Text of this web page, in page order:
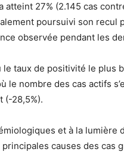
27% (2.145 cas
poursuivi son recul
observée pendant les
taux de positivité le plus
le nombre des cas actifs
(-28,5%).
et à la lumière
causes des cas